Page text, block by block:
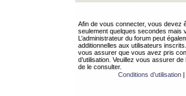
Afin de vous connecter, vous devez
seulement quelques secondes mais
L’administrateur du forum peut
additionnelles aux utilisateurs
vous assurer que vous avez pris
d’utilisation. Veuillez vous assurer
de le consulter.
Conditions d’utilisation|